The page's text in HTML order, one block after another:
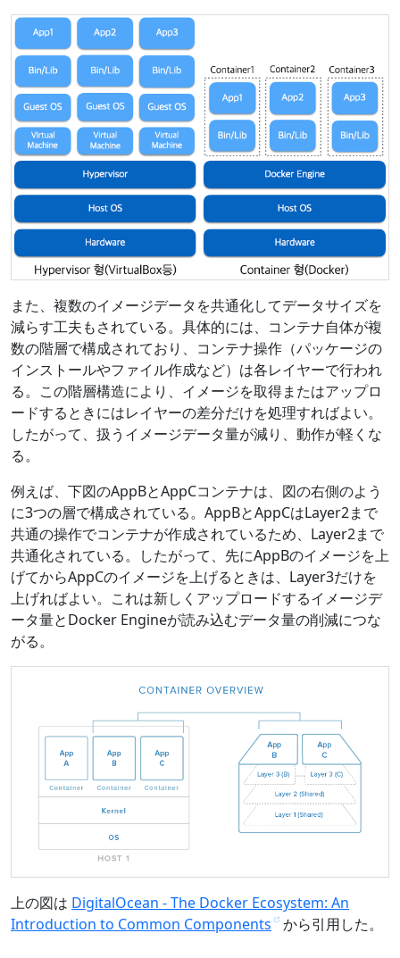
また、複数のイメージデータを共通化してデータサイズを
減らす工夫もされている。具体的には、コンテナ自体が複
数の階層で構成されており、コンテナ操作（パッケージの
インストールやファイル作成など）は各レイヤーで行われ
る。この階層構造により、イメージを取得またはアップロ
ードするときにはレイヤーの差分だけを処理すればよい。
したがって、扱うイメージデータ量が減り、動作が軽くな
る。
例えば、下図のAppBとAppCコンテナは、図の右側のよう
に3つの層で構成されている。AppBとAppCはLayer2まで
共通の操作でコンテナが作成されているため、Layer2まで
共通化されている。したがって、先にAppBのイメージを上
げてからAppCのイメージを上げるときは、Layer3だけを
上げればよい。これは新しくアップロードするイメージデ
ータ量とDocker Engineが読み込むデータ量の削減につな
がる。
上の図は DigitalOcean - The Docker Ecosystem: An
Introduction to Common Components
から引用した。